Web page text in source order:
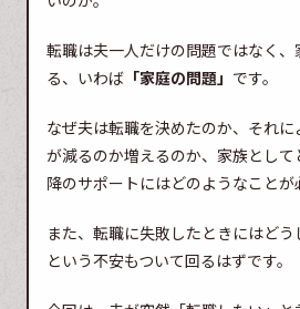
転職は夫一人だけの問題ではなく
る、いわば「家庭の問題」 です。
なぜ夫は転職を決めたのか、それに
が減るのか増えるのか、家族とし
降のサポートにはどのようなことが
また、転職に失敗したときにはどう
という不安もついて回るはずです。